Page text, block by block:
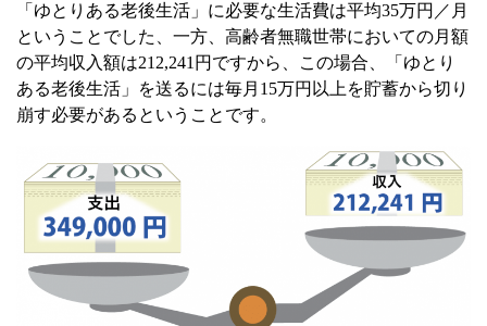
「ゆとりある老後生活」に必要な生活費は平均35万円／月
ということでした、一方、高齢者無職世帯においての月額
の平均収入額は212,241円ですから、この場合、「ゆとり
ある老後生活」を送るには毎月15万円以上を貯蓄から切り
崩す必要があるということです。